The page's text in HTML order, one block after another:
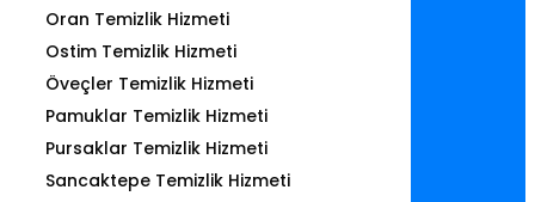
Oran Temizlik Hizmeti
Ostim Temizlik Hizmeti
Öveçler Temizlik Hizmeti
Pamuklar Temizlik Hizmeti
Pursaklar Temizlik Hizmeti
Sancaktepe Temizlik Hizmeti